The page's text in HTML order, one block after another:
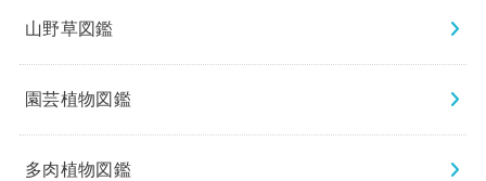
山野草図鑑
園芸植物図鑑
多肉植物図鑑